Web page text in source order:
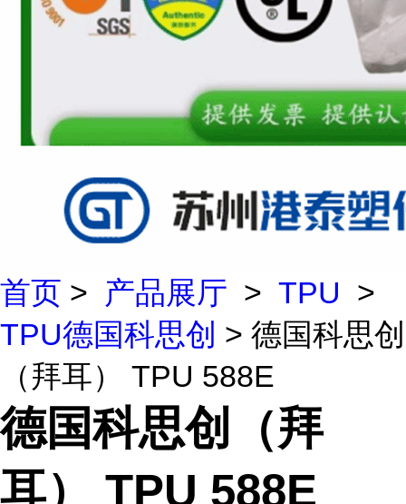
首页 > 产品展厅 > TPU >
TPU德国科思创 > 德国科思创
（拜耳） TPU 588E
德国科思创（拜
耳） TPU 588E